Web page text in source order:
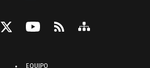
EQUIPO